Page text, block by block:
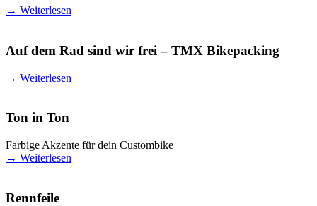
→ Weiterlesen
Auf dem Rad sind wir frei – TMX Bikepacking
→ Weiterlesen
Ton in Ton
Farbige Akzente für dein Custombike
→ Weiterlesen
Rennfeile